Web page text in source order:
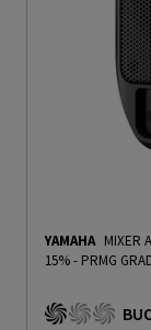
YAMAHA MIXER
15%- PRMG